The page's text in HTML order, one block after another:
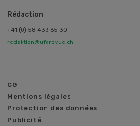
Rédaction
+41 (0) 58 433 65 30
redaktion@ufarevue.ch
CG
Mentions légales
Protection des données
Publicité